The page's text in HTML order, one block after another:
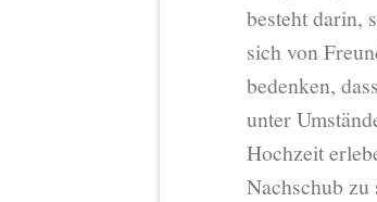
besteht darin,
sich von
bedenken,
unter
Hochzeit
Nachschub zu